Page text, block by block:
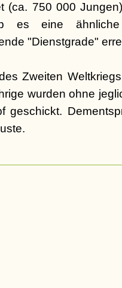
(ca. 750 000
es eine ähnliche
"Dienstgrade"
Zweiten
wurden ohne
geschickt.